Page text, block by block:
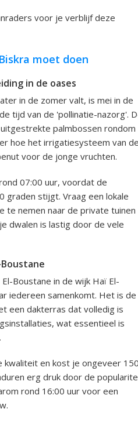
voor je verblijf deze
moet doen
in de oases
in de zomer valt, is mei in de
tijd van de 'pollinatie-nazorg'.
palmbossen rondom
hoe het irrigatiesysteem van
voor de jonge vruchten.
07:00 uur, voordat de
graden stijgt. Vraag een lokale
te nemen naar de private tuinen
dwalen is lastig door de vele
Boustane in de wijk Haï El-
iedereen samenkomt. Het is de
een dakterras dat volledig is
wat essentieel is
kwaliteit en kost je ongeveer
erg druk door de
rond 16:00 uur voor een